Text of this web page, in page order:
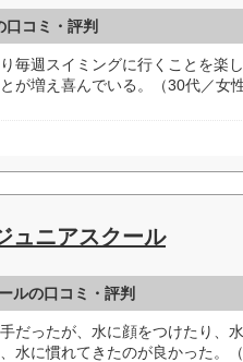
コミ・評判
毎週スイミングに行くことを楽
が増え喜んでいる。（30代／女性
ュニアスクール
ルの口コミ・評判
だったが、水に顔をつけたり、
水に慣れてきたのが良かった。（